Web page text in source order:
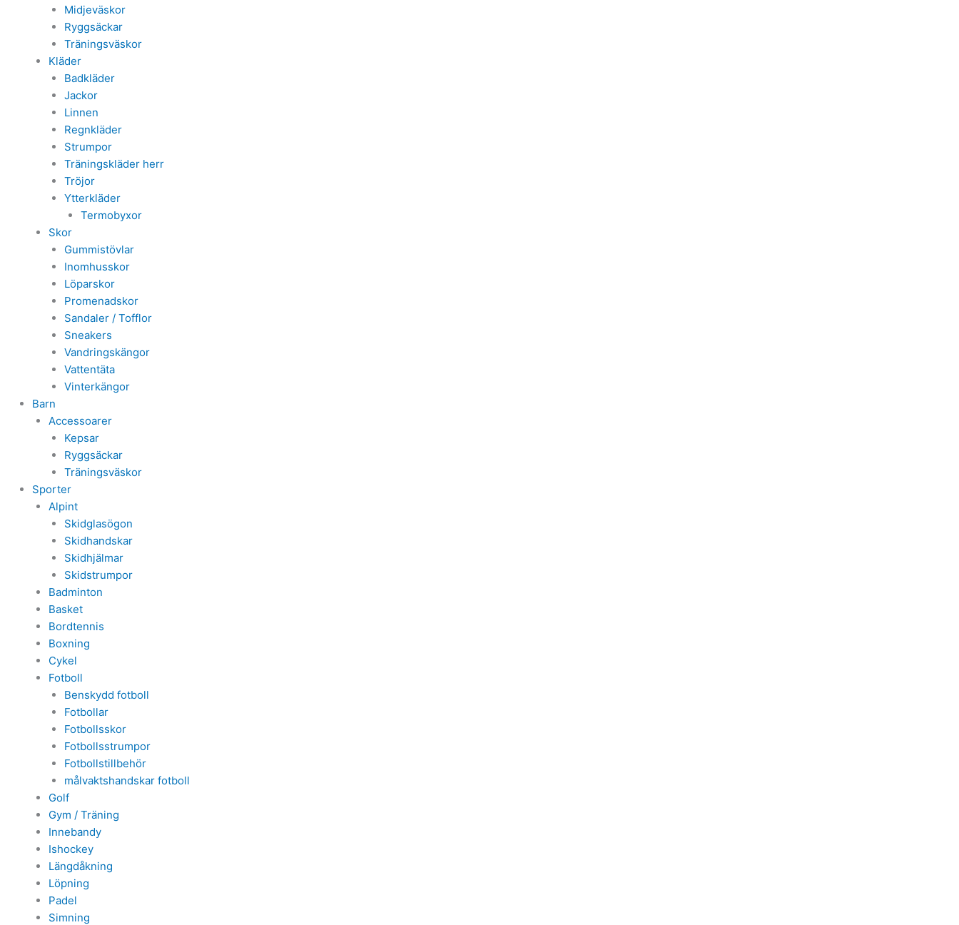
Midjeväskor
Ryggsäckar
Träningsväskor
Kläder
Badkläder
Jackor
Linnen
Regnkläder
Strumpor
Träningskläder herr
Tröjor
Ytterkläder
Termobyxor
Skor
Gummistövlar
Inomhusskor
Löparskor
Promenadskor
Sandaler / Tofflor
Sneakers
Vandringskängor
Vattentäta
Vinterkängor
Barn
Accessoarer
Kepsar
Ryggsäckar
Träningsväskor
Sporter
Alpint
Skidglasögon
Skidhandskar
Skidhjälmar
Skidstrumpor
Badminton
Basket
Bordtennis
Boxning
Cykel
Fotboll
Benskydd fotboll
Fotbollar
Fotbollsskor
Fotbollsstrumpor
Fotbollstillbehör
målvaktshandskar fotboll
Golf
Gym / Träning
Innebandy
Ishockey
Längdåkning
Löpning
Padel
Simning